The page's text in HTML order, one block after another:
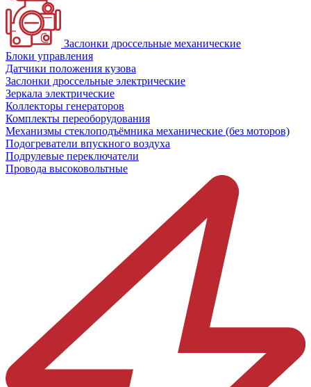
Заслонки дроссельные механические
Блоки управления
Датчики положения кузова
Заслонки дроссельные электрические
Зеркала электрические
Коллекторы генераторов
Комплекты переоборудования
Механизмы стеклоподъёмника механические (без моторов)
Подогреватели впускного воздуха
Подрулевые переключатели
Провода высоковольтные